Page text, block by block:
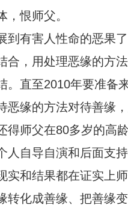
恨师父。
到有害人性命的恶果
合，用处理恶缘的方
。直至2010年要准备
恶缘的方法对待善缘
师父在80多岁的高
人自导自演和后面支
实和结果都在证实上
转化成善缘、把善缘